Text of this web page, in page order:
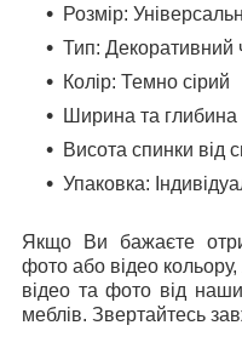
Розмір:
Тип: Декоративний
Колір: Темно сiрий
Ширина та глибина
Висота спинки від
Упаковка:
Якщо Ви бажаєте
фото або відео
відео та фото від
меблів. Звертайтесь